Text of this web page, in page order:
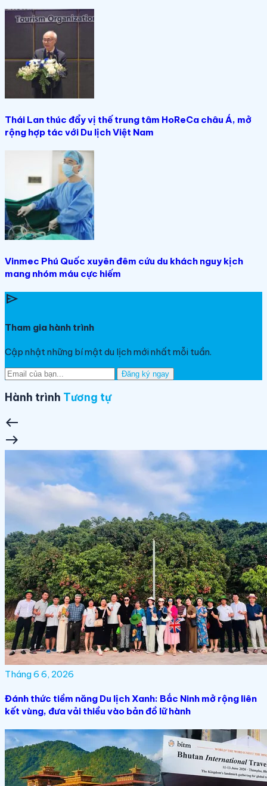
Thái Lan thúc đẩy vị thế trung tâm HoReCa châu Á, mở
rộng hợp tác với Du lịch Việt Nam
Vinmec Phú Quốc xuyên đêm cứu du khách nguy kịch
mang nhóm máu cực hiếm
send
Tham gia hành trình
Cập nhật những bí mật du lịch mới nhất mỗi tuần.
Đăng ký ngay
Hành trình Tương tự
west
east
Tháng 6 6, 2026
Đánh thức tiềm năng Du lịch Xanh: Bắc Ninh mở rộng liên
kết vùng, đưa vải thiều vào bản đồ lữ hành